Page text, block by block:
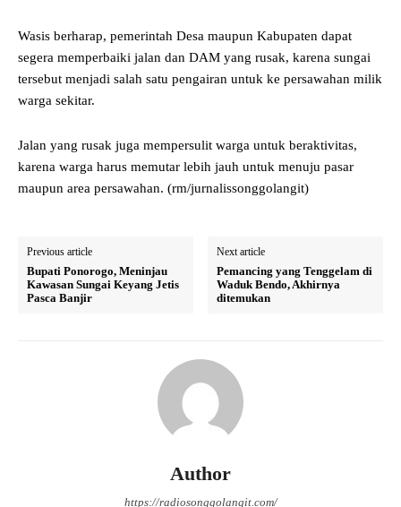
Wasis berharap, pemerintah Desa maupun Kabupaten dapat
segera memperbaiki jalan dan DAM yang rusak, karena sungai
tersebut menjadi salah satu pengairan untuk ke persawahan milik
warga sekitar.
Jalan yang rusak juga mempersulit warga untuk beraktivitas,
karena warga harus memutar lebih jauh untuk menuju pasar
maupun area persawahan. (rm/jurnalissonggolangit)
Previous article
Bupati Ponorogo, Meninjau
Kawasan Sungai Keyang Jetis
Pasca Banjir
Next article
Pemancing yang Tenggelam di
Waduk Bendo, Akhirnya
ditemukan
Author
https://radiosonggolangit.com/